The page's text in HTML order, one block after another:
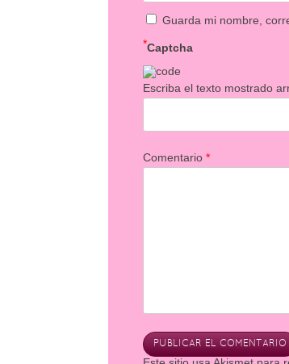
Guarda mi nombre,
Captcha
*
Escriba el texto mostrado
Comentario*